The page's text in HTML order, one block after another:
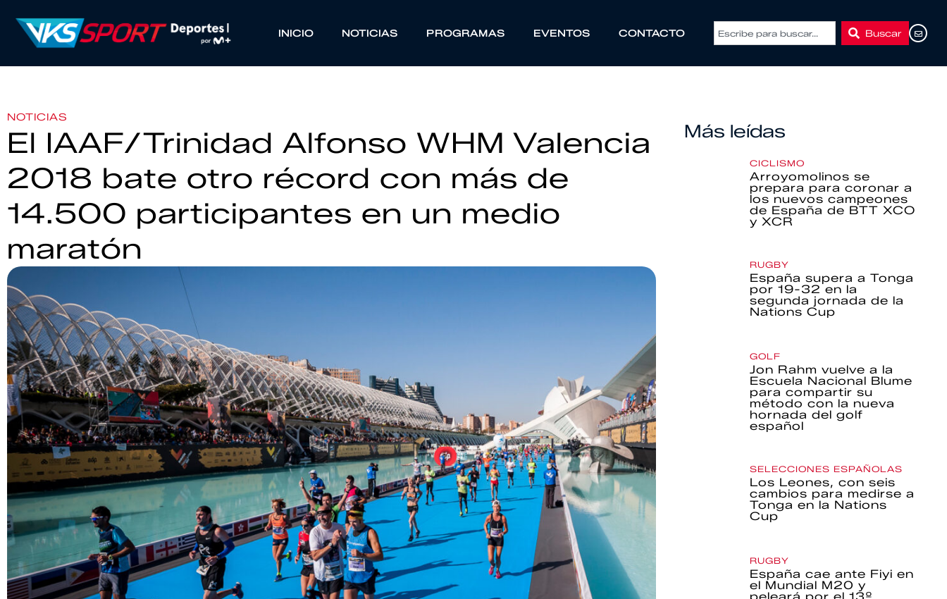
INICIO NOTICIAS PROGRAMAS EVENTOS CONTACTO Buscar
NOTICIAS
El IAAF/Trinidad Alfonso WHM Valencia
2018 bate otro récord con más de
14.500 participantes en un medio
maratón
Más leídas
CICLISMO
Arroyomolinos se
prepara para coronar a
los nuevos campeones
de España de BTT XCO
y XCR
RUGBY
España supera a Tonga
por 19-32 en la
segunda jornada de la
Nations Cup
GOLF
Jon Rahm vuelve a la
Escuela Nacional Blume
para compartir su
método con la nueva
hornada del golf
español
SELECCIONES ESPAÑOLAS
Los Leones, con seis
cambios para medirse a
Tonga en la Nations
Cup
RUGBY
España cae ante Fiyi en
el Mundial M20 y